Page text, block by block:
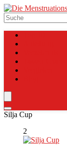
Silja Cup
2